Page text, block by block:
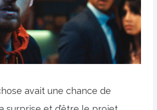
avait une chance de